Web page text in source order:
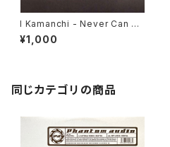
I Kamanchi - Never Can Te
ll / Soul Beat Calling [Full C
ycle / 2003]
¥1,000
同じカテゴリの商品